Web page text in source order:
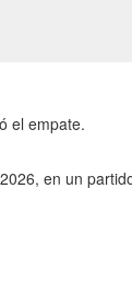
el empate.
en un